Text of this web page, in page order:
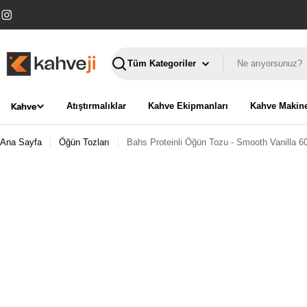
geçInstagram
Ara
Kahve Atıştırmalıklar Kahve Ekipmanları Kahve
Ana Sayfa Öğün Tozları Bahs Proteinli Öğün Tozu - Smooth Vanilla